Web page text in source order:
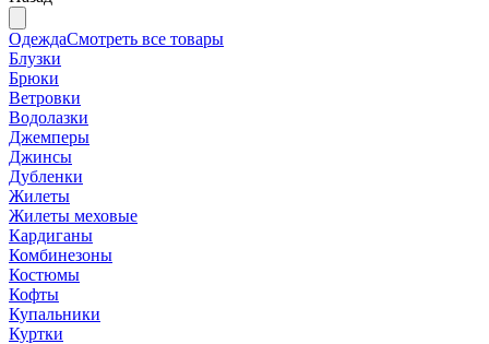
ОдеждаСмотреть все товары
Блузки
Брюки
Ветровки
Водолазки
Джемперы
Джинсы
Дубленки
Жилеты
Жилеты меховые
Кардиганы
Комбинезоны
Костюмы
Кофты
Купальники
Куртки